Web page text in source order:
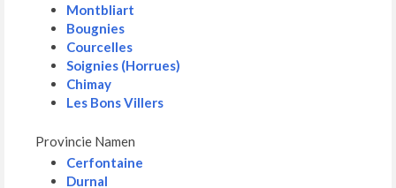
Montbliart
Bougnies
Courcelles
Soignies (Horrues)
Chimay
Les Bons Villers
Provincie Namen
Cerfontaine
Durnal